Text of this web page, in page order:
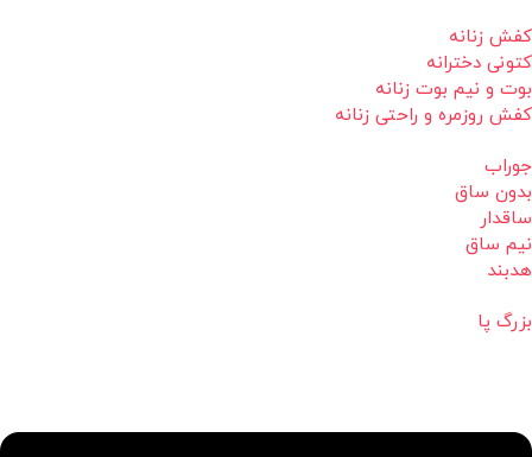
کفش زنانه
کتونی دخترانه
بوت و نیم بوت زنانه
کفش روزمره و راحتی زنانه
جوراب
بدون ساق
ساقدار
نیم ساق
هدبند
بزرگ پا